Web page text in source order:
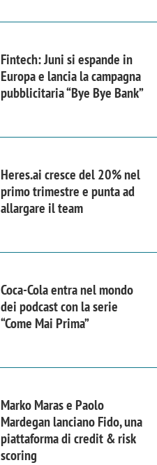
Fintech: Juni si espande in
Europa e lancia la campagna
pubblicitaria “Bye Bye Bank”
Heres.ai cresce del 20% nel
primo trimestre e punta ad
allargare il team
Coca-Cola entra nel mondo
dei podcast con la serie
“Come Mai Prima”
Marko Maras e Paolo
Mardegan lanciano Fido, una
piattaforma di credit & risk
scoring